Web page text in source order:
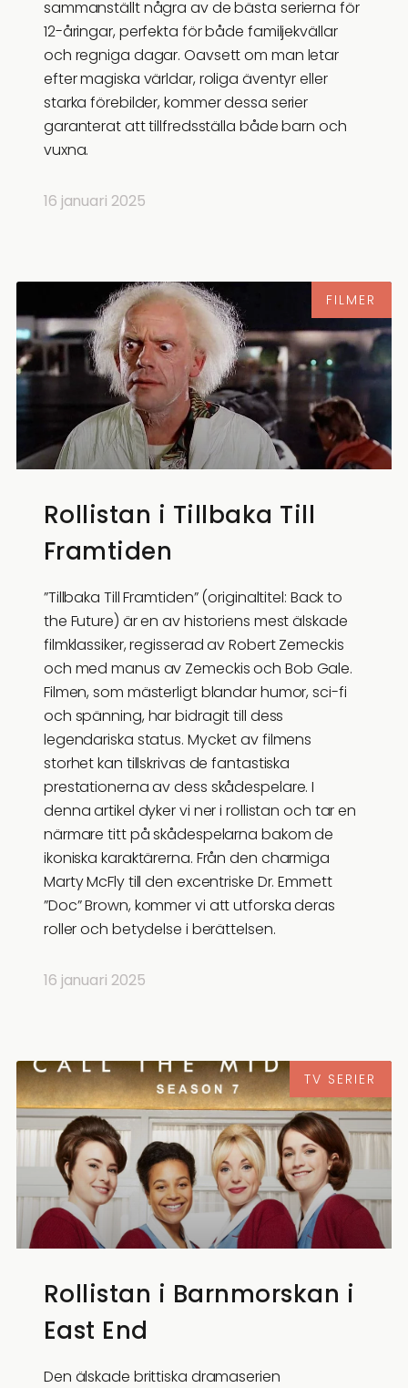
sammanställt några av de bästa serierna för
12-åringar, perfekta för både familjekvällar
och regniga dagar. Oavsett om man letar
efter magiska världar, roliga äventyr eller
starka förebilder, kommer dessa serier
garanterat att tillfredsställa både barn och
vuxna.
16 januari 2025
FILMER
Rollistan i Tillbaka Till
Framtiden
”Tillbaka Till Framtiden” (originaltitel: Back to
the Future) är en av historiens mest älskade
filmklassiker, regisserad av Robert Zemeckis
och med manus av Zemeckis och Bob Gale.
Filmen, som mästerligt blandar humor, sci-fi
och spänning, har bidragit till dess
legendariska status. Mycket av filmens
storhet kan tillskrivas de fantastiska
prestationerna av dess skådespelare. I
denna artikel dyker vi ner i rollistan och tar en
närmare titt på skådespelarna bakom de
ikoniska karaktärerna. Från den charmiga
Marty McFly till den excentriske Dr. Emmett
”Doc” Brown, kommer vi att utforska deras
roller och betydelse i berättelsen.
16 januari 2025
TV SERIER
Rollistan i Barnmorskan i
East End
Den älskade brittiska dramaserien